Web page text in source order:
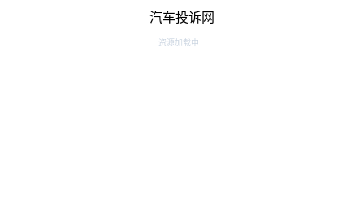
汽车投诉网
资源加载中...